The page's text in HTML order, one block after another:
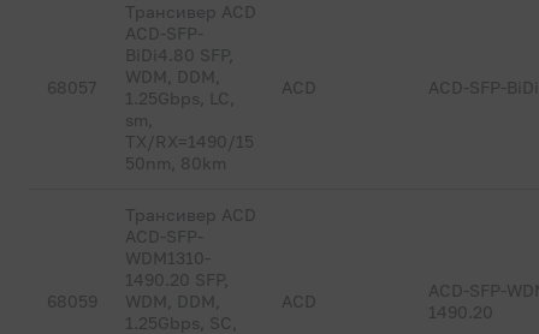
68057
Трансивер ACD
ACD-SFP-
BiDi4.80 SFP,
WDM, DDM,
1.25Gbps, LC,
sm,
TX/RX=1490/15
50nm, 80km
ACD ACD-SFP-
68059
Трансивер ACD
ACD-SFP-
WDM1310-
1490.20 SFP,
WDM, DDM,
1.25Gbps, SC,
ACD
ACD-SFP-
1490.20